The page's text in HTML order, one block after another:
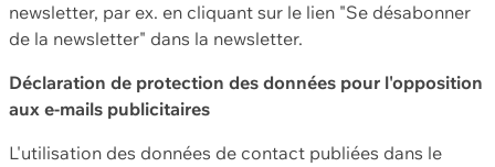
newsletter, par ex. en cliquant sur le lien "Se désabonner
de la newsletter" dans la newsletter.
Déclaration de protection des données pour l'opposition
aux e-mails publicitaires
L'utilisation des données de contact publiées dans le